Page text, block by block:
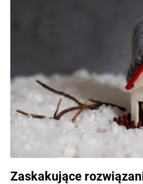
Zaskakujące